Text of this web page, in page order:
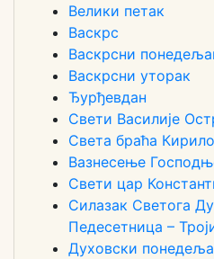
Велики петак
Васкрс
Васкрсни
Васкрсни уторак
Ђурђевдан
Свети Василије
Света браћа
Вазнесење
Свети цар
Силазак Светога
Педесетница –
Духовски